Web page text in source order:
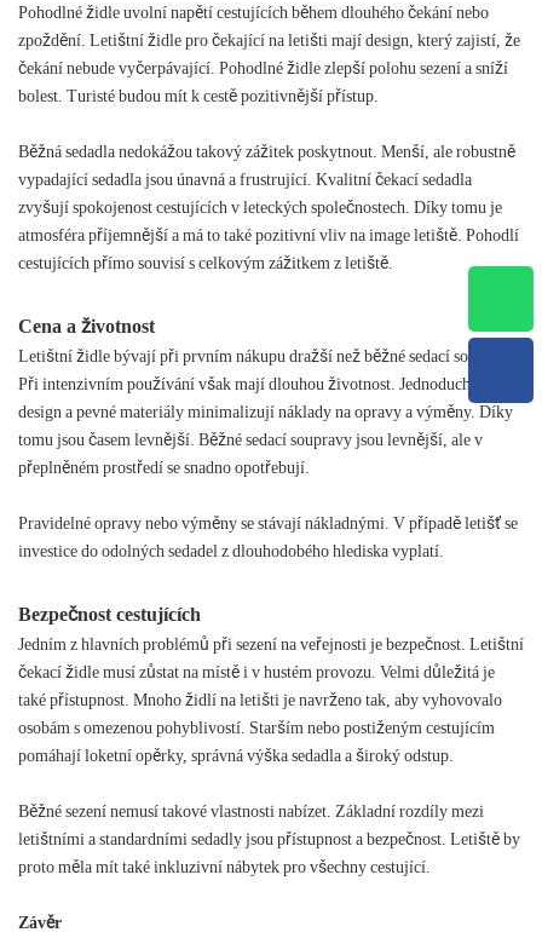
Pohodlné židle uvolní napětí cestujících během dlouhého čekání nebo
zpoždění. Letištní židle pro čekající na letišti mají design, který zajistí, že
čekání nebude vyčerpávající. Pohodlné židle zlepší polohu sezení a sníží
bolest. Turisté budou mít k cestě pozitivnější přístup.
Běžná sedadla nedokážou takový zážitek poskytnout. Menší, ale robustně
vypadající sedadla jsou únavná a frustrující. Kvalitní čekací sedadla
zvyšují spokojenost cestujících v leteckých společnostech. Díky tomu je
atmosféra příjemnější a má to také pozitivní vliv na image letiště. Pohodlí
cestujících přímo souvisí s celkovým zážitkem z letiště.
Cena a životnost
Letištní židle bývají při prvním nákupu dražší než běžné sedací soupravy.
Při intenzivním používání však mají dlouhou životnost. Jednoduchý
design a pevné materiály minimalizují náklady na opravy a výměny. Díky
tomu jsou časem levnější. Běžné sedací soupravy jsou levnější, ale v
přeplněném prostředí se snadno opotřebují.
Pravidelné opravy nebo výměny se stávají nákladnými. V případě letišť se
investice do odolných sedadel z dlouhodobého hlediska vyplatí.
Bezpečnost cestujících
Jedním z hlavních problémů při sezení na veřejnosti je bezpečnost. Letištní
čekací židle musí zůstat na místě i v hustém provozu. Velmi důležitá je
také přístupnost. Mnoho židlí na letišti je navrženo tak, aby vyhovovalo
osobám s omezenou pohyblivostí. Starším nebo postiženým cestujícím
pomáhají loketní opěrky, správná výška sedadla a široký odstup.
Běžné sezení nemusí takové vlastnosti nabízet. Základní rozdíly mezi
letištními a standardními sedadly jsou přístupnost a bezpečnost. Letiště by
proto měla mít také inkluzivní nábytek pro všechny cestující.
Závěr